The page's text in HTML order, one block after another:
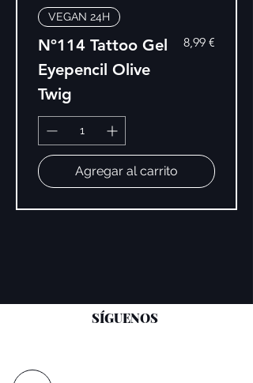
VEGAN 24H
Nº114 Tattoo Gel
Eyepencil Olive
Twig
Precio
8,99 €
Agregar al carrito
SÍGUENOS